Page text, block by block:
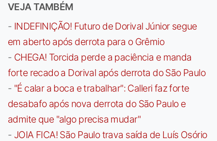
VEJA TAMBÉM
- INDEFINIÇÃO! Futuro de Dorival Júnior segue
em aberto após derrota para o Grêmio
- CHEGA! Torcida perde a paciência e manda
forte recado a Dorival após derrota do São Paulo
- "É calar a boca e trabalhar": Calleri faz forte
desabafo após nova derrota do São Paulo e
admite que "algo precisa mudar"
- JOIA FICA! São Paulo trava saída de Luís Osório